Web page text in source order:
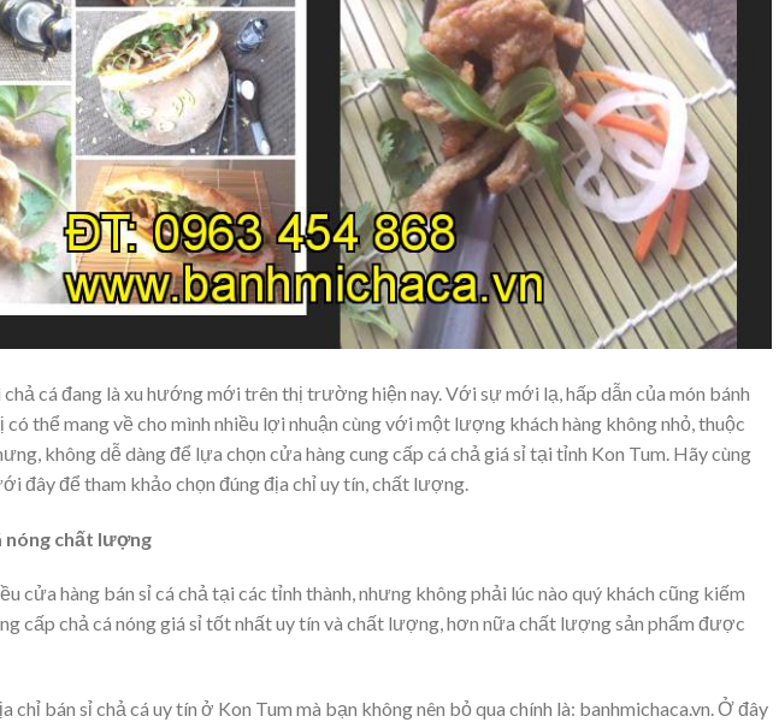
chả cá đang là xu hướng mới trên thị trường hiện nay. Với sự mới lạ, hấp dẫn của món bánh
có thể mang về cho mình nhiều lợi nhuận cùng với một lượng khách hàng không nhỏ, thuộc
không dễ dàng để lựa chọn cửa hàng cung cấp cá chả giá sỉ tại tỉnh Kon Tum. Hãy cùng
đây để tham khảo chọn đúng địa chỉ uy tín, chất lượng.
nóng chất lượng
cửa hàng bán sỉ cá chả tại các tỉnh thành, nhưng không phải lúc nào quý khách cũng kiếm
cấp chả cá nóng giá sỉ tốt nhất uy tín và chất lượng, hơn nữa chất lượng sản phẩm được
chỉ bán sỉ chả cá uy tín ở Kon Tum mà bạn không nên bỏ qua chính là: banhmichaca.vn. Ở đây